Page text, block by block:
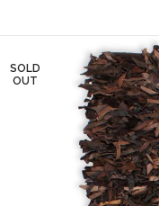
SOLD
OUT